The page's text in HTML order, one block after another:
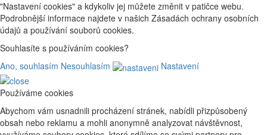
"Nastavení cookies" a kdykoliv jej můžete změnit v patičce webu.
Podrobnější informace najdete v našich Zásadách ochrany osobních
údajů a používání souborů cookies.
Souhlasíte s používáním cookies?
Ano, souhlasím Nesouhlasím Nastavení
Používáme cookies
Abychom vám usnadnili procházení stránek, nabídli přizpůsobený
obsah nebo reklamu a mohli anonymně analyzovat návštěvnost,